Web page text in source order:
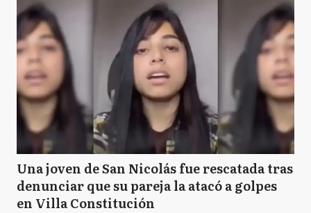
Una joven de San Nicolás fue rescatada tras
denunciar que su pareja la atacó a golpes
en Villa Constitución